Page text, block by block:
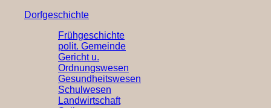
Dorfgeschichte
Frühgeschichte
polit. Gemeinde
Gericht u.
Ordnungswesen
Gesundheitswesen
Schulwesen
Landwirtschaft